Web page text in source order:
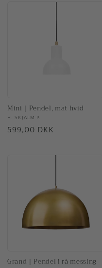
Mini | Pendel, mat hvid
Forhandler:
H. SKJALM P.
Normalpris
599,00 DKK
Grand | Pendel i rå messing